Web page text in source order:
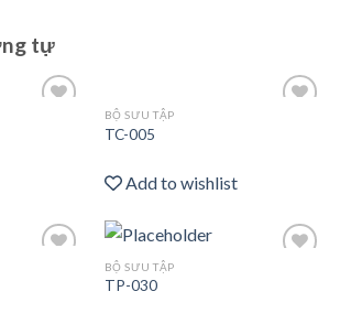
tự
BỘ SƯU TẬP
TC-005
Add to wishlist
BỘ SƯU TẬP
TP-030